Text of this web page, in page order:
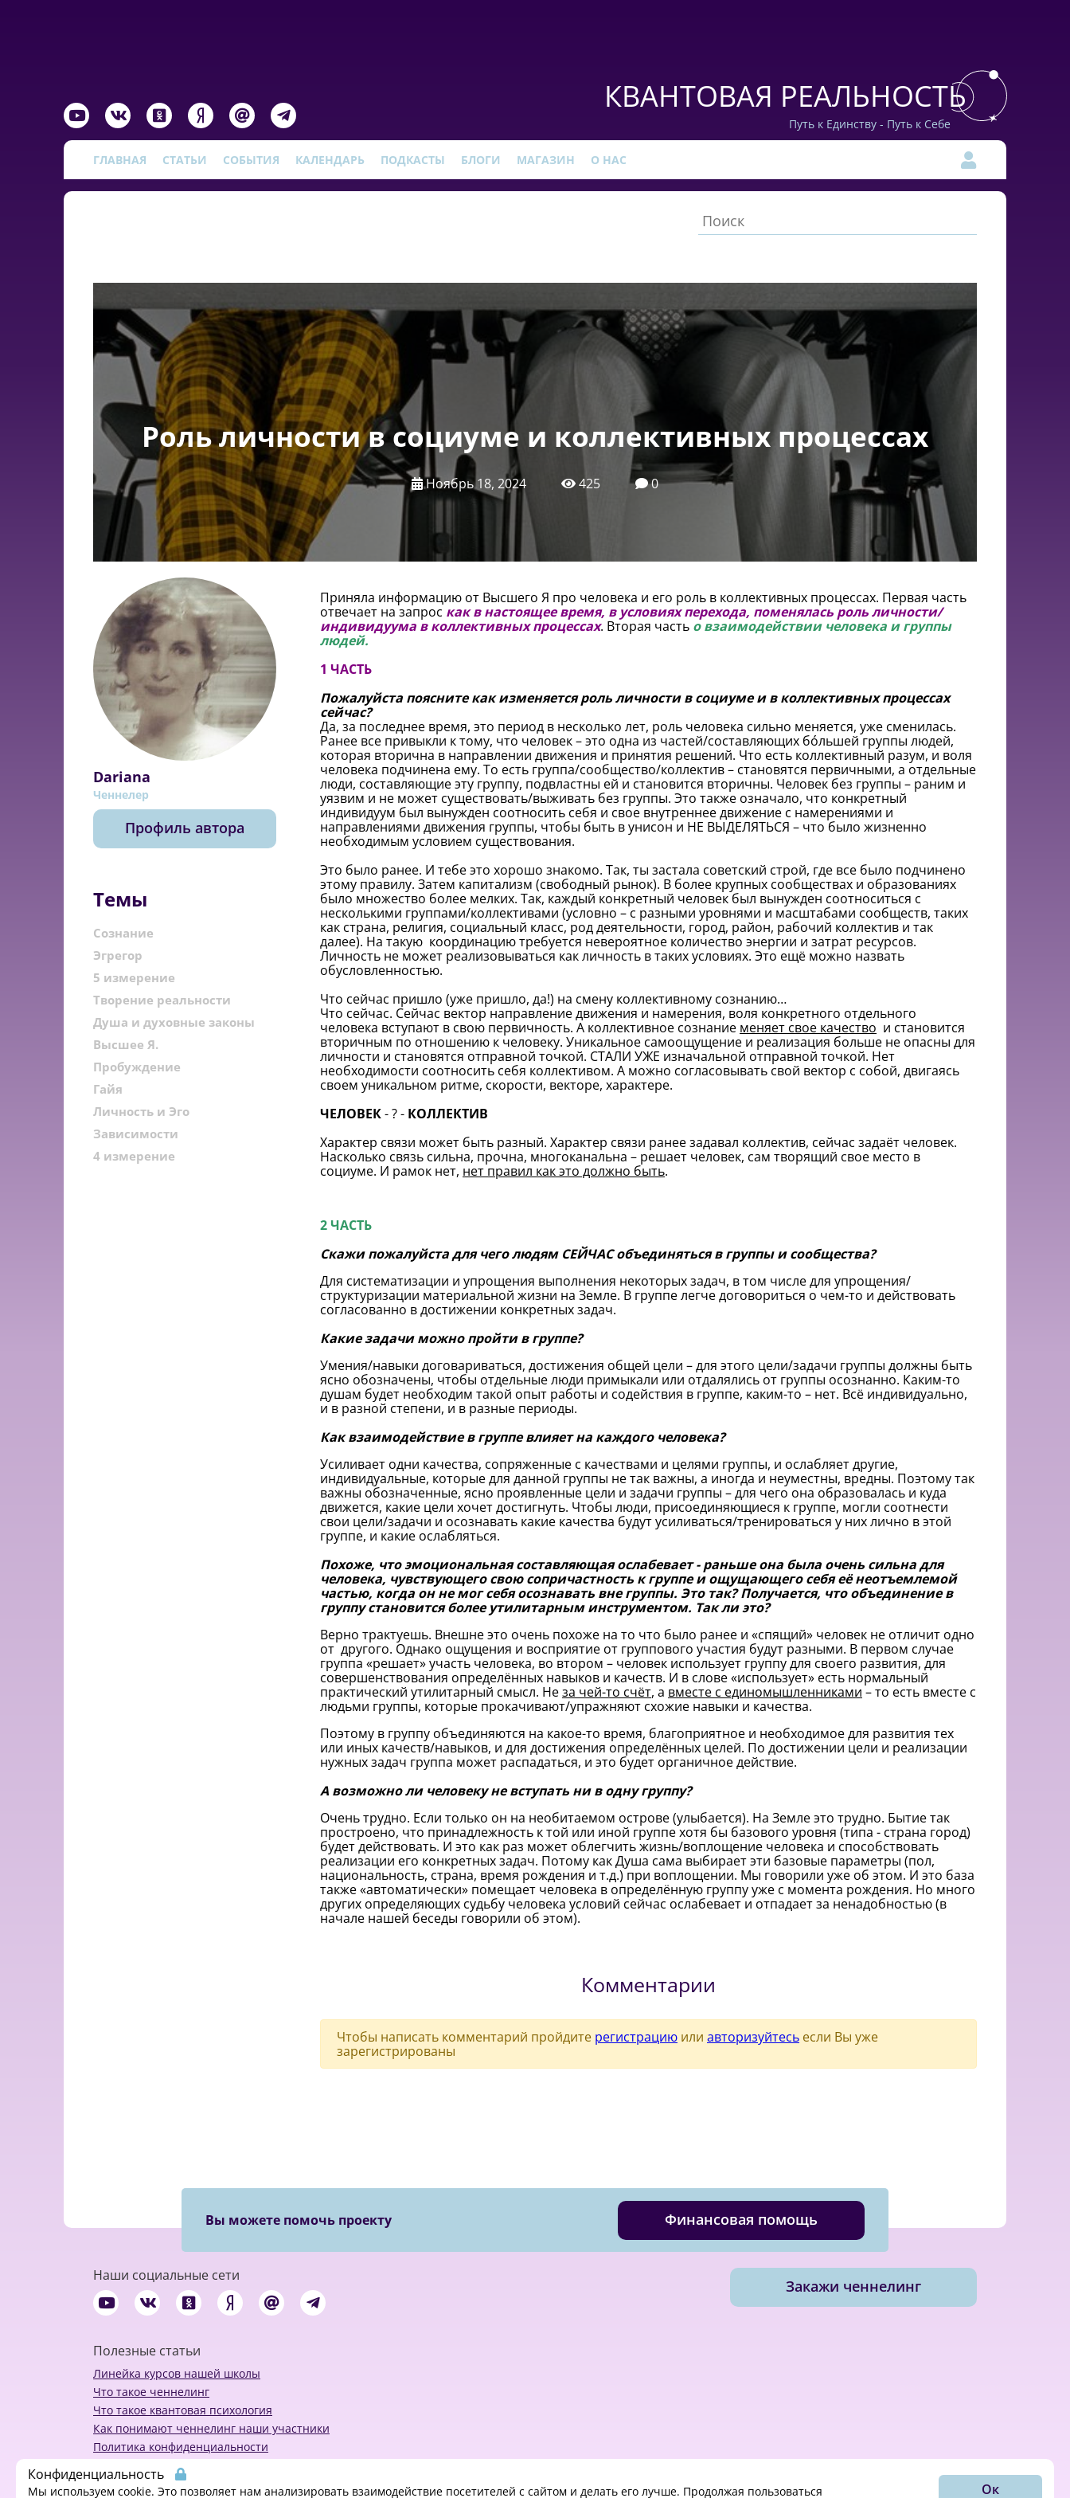
КВАНТОВАЯ РЕАЛЬНОСТЬ
Путь к Единству - Путь к Себе
ГЛАВНАЯ СТАТЬИ СОБЫТИЯ КАЛЕНДАРЬ ПОДКАСТЫ БЛОГИ МАГАЗИН О НАС
Роль личности в социуме и коллективных процессах
Ноябрь 18, 2024 425 0
Dariana
Ченнелер
Профиль автора
Темы
Сознание
Эгрегор
5 измерение
Творение реальности
Душа и духовные законы
Высшее Я.
Пробуждение
Гайя
Личность и Эго
Зависимости
4 измерение
Приняла информацию от Высшего Я про человека и его роль в коллективных процессах. Первая часть
отвечает на запрос как в настоящее время, в условиях перехода, поменялась роль личности/
индивидуума в коллективных процессах. Вторая часть о взаимодействии человека и группы
людей.
1 ЧАСТЬ
Пожалуйста поясните как изменяется роль личности в социуме и в коллективных процессах
сейчас?
Да, за последнее время, это период в несколько лет, роль человека сильно меняется, уже сменилась.
Ранее все привыкли к тому, что человек – это одна из частей/составляющих бóльшей группы людей,
которая вторична в направлении движения и принятия решений. Что есть коллективный разум, и воля
человека подчинена ему. То есть группа/сообщество/коллектив – становятся первичными, а отдельные
люди, составляющие эту группу, подвластны ей и становится вторичны. Человек без группы – раним и
уязвим и не может существовать/выживать без группы. Это также означало, что конкретный
индивидуум был вынужден соотносить себя и свое внутреннее движение с намерениями и
направлениями движения группы, чтобы быть в унисон и НЕ ВЫДЕЛЯТЬСЯ – что было жизненно
необходимым условием существования.
Это было ранее. И тебе это хорошо знакомо. Так, ты застала советский строй, где все было подчинено
этому правилу. Затем капитализм (свободный рынок). В более крупных сообществах и образованиях
было множество более мелких. Так, каждый конкретный человек был вынужден соотноситься с
несколькими группами/коллективами (условно – с разными уровнями и масштабами сообществ, таких
как страна, религия, социальный класс, род деятельности, город, район, рабочий коллектив и так
далее). На такую координацию требуется невероятное количество энергии и затрат ресурсов.
Личность не может реализовываться как личность в таких условиях. Это ещё можно назвать
обусловленностью.
Что сейчас пришло (уже пришло, да!) на смену коллективному сознанию…
Что сейчас. Сейчас вектор направление движения и намерения, воля конкретного отдельного
человека вступают в свою первичность. А коллективное сознание меняет свое качество и становится
вторичным по отношению к человеку. Уникальное самоощущение и реализация больше не опасны для
личности и становятся отправной точкой. СТАЛИ УЖЕ изначальной отправной точкой. Нет
необходимости соотносить себя коллективом. А можно согласовывать свой вектор с собой, двигаясь
своем уникальном ритме, скорости, векторе, характере.
ЧЕЛОВЕК- ? - КОЛЛЕКТИВ
Характер связи может быть разный. Характер связи ранее задавал коллектив, сейчас задаёт человек.
Насколько связь сильна, прочна, многоканальна – решает человек, сам творящий свое место в
социуме. И рамок нет, нет правил как это должно быть.
2 ЧАСТЬ
Скажи пожалуйста для чего людям СЕЙЧАС объединяться в группы и сообщества?
Для систематизации и упрощения выполнения некоторых задач, в том числе для упрощения/
структуризации материальной жизни на Земле. В группе легче договориться о чем-то и действовать
согласованно в достижении конкретных задач.
Какие задачи можно пройти в группе?
Умения/навыки договариваться, достижения общей цели – для этого цели/задачи группы должны быть
ясно обозначены, чтобы отдельные люди примыкали или отдалялись от группы осознанно. Каким-то
душам будет необходим такой опыт работы и содействия в группе, каким-то – нет. Всё индивидуально,
и в разной степени, и в разные периоды.
Как взаимодействие в группе влияет на каждого человека?
Усиливает одни качества, сопряженные с качествами и целями группы, и ослабляет другие,
индивидуальные, которые для данной группы не так важны, а иногда и неуместны, вредны. Поэтому так
важны обозначенные, ясно проявленные цели и задачи группы – для чего она образовалась и куда
движется, какие цели хочет достигнуть. Чтобы люди, присоединяющиеся к группе, могли соотнести
свои цели/задачи и осознавать какие качества будут усиливаться/тренироваться у них лично в этой
группе, и какие ослабляться.
Похоже, что эмоциональная составляющая ослабевает - раньше она была очень сильна для
человека, чувствующего свою сопричастность к группе и ощущающего себя её неотъемлемой
частью, когда он не мог себя осознавать вне группы. Это так? Получается, что объединение в
группу становится более утилитарным инструментом. Так ли это?
Верно трактуешь. Внешне это очень похоже на то что было ранее и «спящий» человек не отличит одно
от другого. Однако ощущения и восприятие от группового участия будут разными. В первом случае
группа «решает» участь человека, во втором – человек использует группу для своего развития, для
совершенствования определённых навыков и качеств. И в слове «использует» есть нормальный
практический утилитарный смысл. Неза чей-то счёт, а вместе с единомышленниками – то есть вместе с
людьми группы, которые прокачивают/упражняют схожие навыки и качества.
Поэтому в группу объединяются на какое-то время, благоприятное и необходимое для развития тех
или иных качеств/навыков, и для достижения определённых целей. По достижении цели и реализации
нужных задач группа может распадаться, и это будет органичное действие.
А возможно ли человеку не вступать ни в одну группу?
Очень трудно. Если только он на необитаемом острове (улыбается). На Земле это трудно. Бытие так
простроено, что принадлежность к той или иной группе хотя бы базового уровня (типа - страна город)
будет действовать. И это как раз может облегчить жизнь/воплощение человека и способствовать
реализации его конкретных задач. Потому как Душа сама выбирает эти базовые параметры (пол,
национальность, страна, время рождения и т.д.) при воплощении. Мы говорили уже об этом. И это база
также «автоматически» помещает человека в определённую группу уже с момента рождения. Но много
других определяющих судьбу человека условий сейчас ослабевает и отпадает за ненадобностью (в
начале нашей беседы говорили об этом).
Комментарии
Чтобы написать комментарий пройдите регистрацию или авторизуйтесь если Вы уже
зарегистрированы
Вы можете помочь проекту Финансовая помощь
Наши социальные сети
Полезные статьи
Линейка курсов нашей школы
Что такое ченнелинг
Что такое квантовая психология
Как понимают ченнелинг наши участники
Политика конфиденциальности
Закажи ченнелинг
© 2018 - 2023 Kvreal2018 | All rights reserved.
Конфиденциальность
Мы используем cookie. Это позволяет нам анализировать взаимодействие посетителей с сайтом и делать его лучше. Продолжая пользоваться
Ок